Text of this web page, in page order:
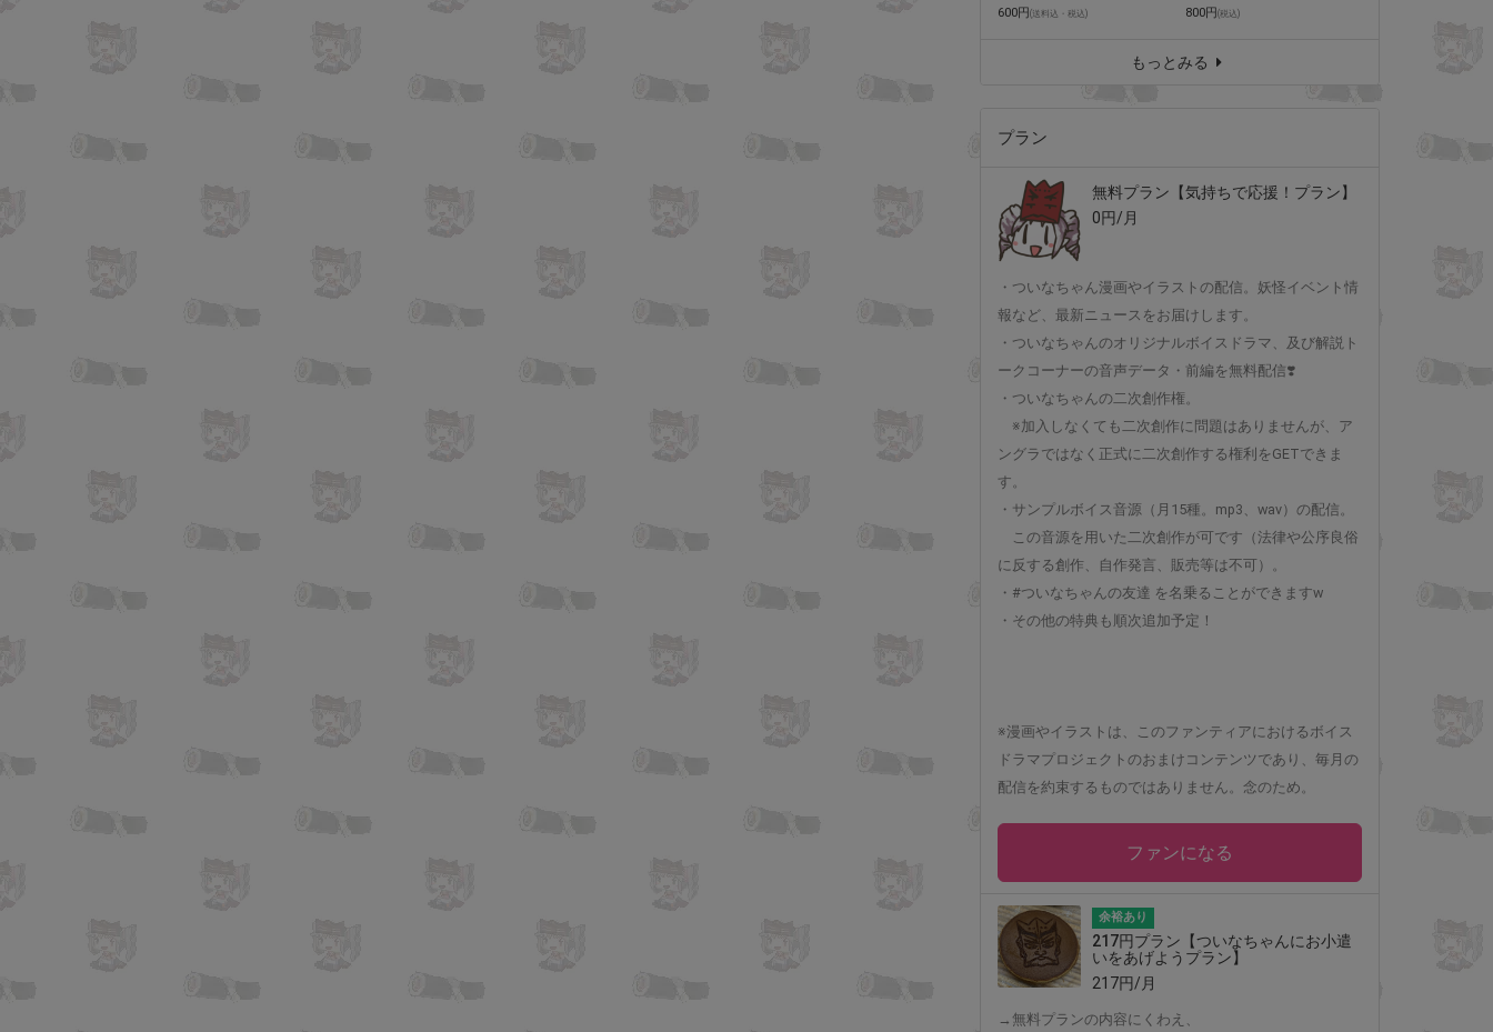
600円(送料込・税込) 800円(税込)
もっとみる
プラン
無料プラン【気持ちで応援！プラン】
0円/月
・ついなちゃん漫画やイラストの配信。妖怪イベント情
報など、最新ニュースをお届けします。
・ついなちゃんのオリジナルボイスドラマ、及び解説ト
ークコーナーの音声データ・前編を無料配信❣️
・ついなちゃんの二次創作権。
※加入しなくても二次創作に問題はありませんが、ア
ングラではなく正式に二次創作する権利をGETできま
す。
・サンプルボイス音源（月15種。mp3、wav）の配信。
この音源を用いた二次創作が可です（法律や公序良俗
に反する創作、自作発言、販売等は不可）。
・#ついなちゃんの友達 を名乗ることができますw
・その他の特典も順次追加予定！
※漫画やイラストは、このファンティアにおけるボイス
ドラマプロジェクトのおまけコンテンツであり、毎月の
配信を約束するものではありません。念のため。
ファンになる
余裕あり
217円プラン【ついなちゃんにお小遣
いをあげようプラン】
217円/月
→無料プランの内容にくわえ、